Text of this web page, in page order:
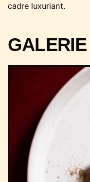
cadre luxuriant.
GALERIE